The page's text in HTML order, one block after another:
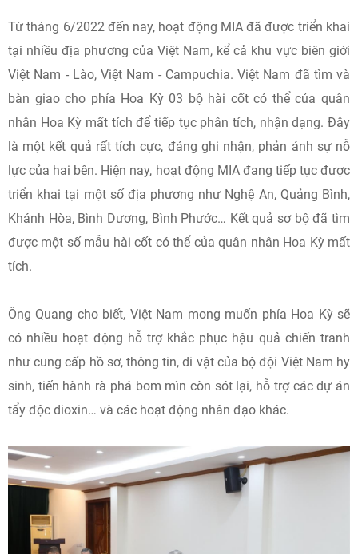
Từ tháng 6/2022 đến nay, hoạt động MIA đã được triển khai
tại nhiều địa phương của Việt Nam, kể cả khu vực biên giới
Việt Nam - Lào, Việt Nam - Campuchia. Việt Nam đã tìm và
bàn giao cho phía Hoa Kỳ 03 bộ hài cốt có thể của quân
nhân Hoa Kỳ mất tích để tiếp tục phân tích, nhận dạng. Đây
là một kết quả rất tích cực, đáng ghi nhận, phản ánh sự nỗ
lực của hai bên. Hiện nay, hoạt động MIA đang tiếp tục được
triển khai tại một số địa phương như Nghệ An, Quảng Bình,
Khánh Hòa, Bình Dương, Bình Phước… Kết quả sơ bộ đã tìm
được một số mẫu hài cốt có thể của quân nhân Hoa Kỳ mất
tích.
Ông Quang cho biết, Việt Nam mong muốn phía Hoa Kỳ sẽ
có nhiều hoạt động hỗ trợ khắc phục hậu quả chiến tranh
như cung cấp hồ sơ, thông tin, di vật của bộ đội Việt Nam hy
sinh, tiến hành rà phá bom mìn còn sót lại, hỗ trợ các dự án
tẩy độc dioxin… và các hoạt động nhân đạo khác.